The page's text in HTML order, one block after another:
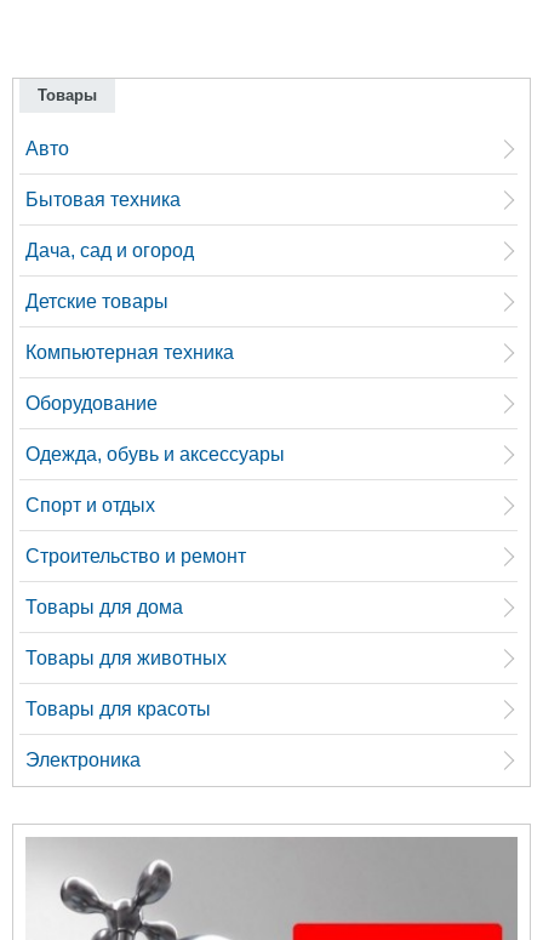
Товары
Авто
Бытовая техника
Дача, сад и огород
Детские товары
Компьютерная техника
Оборудование
Одежда, обувь и аксессуары
Спорт и отдых
Строительство и ремонт
Товары для дома
Товары для животных
Товары для красоты
Электроника